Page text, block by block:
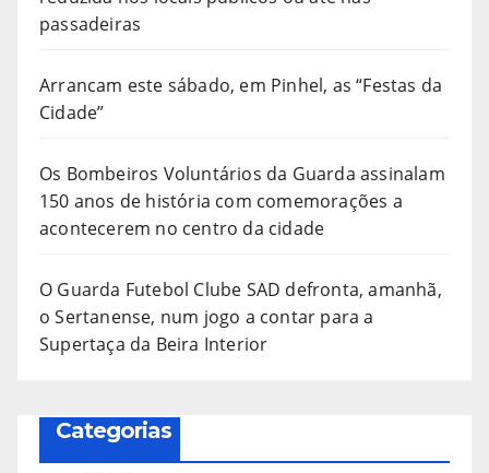
passadeiras
Arrancam este sábado, em Pinhel, as “Festas da
Cidade”
Os Bombeiros Voluntários da Guarda assinalam
150 anos de história com comemorações a
acontecerem no centro da cidade
O Guarda Futebol Clube SAD defronta, amanhã,
o Sertanense, num jogo a contar para a
Supertaça da Beira Interior
Categorias